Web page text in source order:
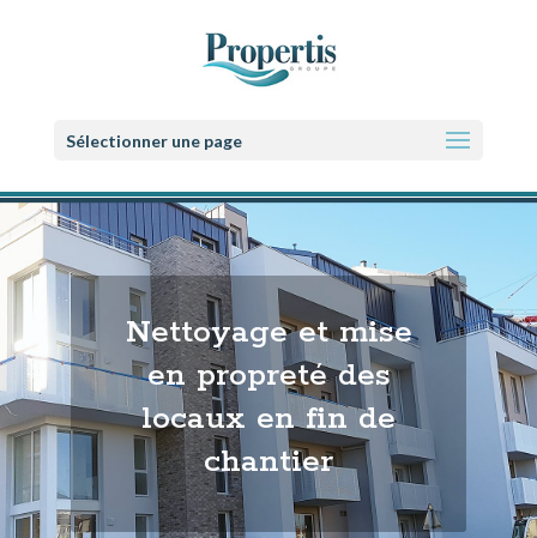
Sélectionner une page
Nettoyage et mise
en propreté des
locaux en fin de
chantier